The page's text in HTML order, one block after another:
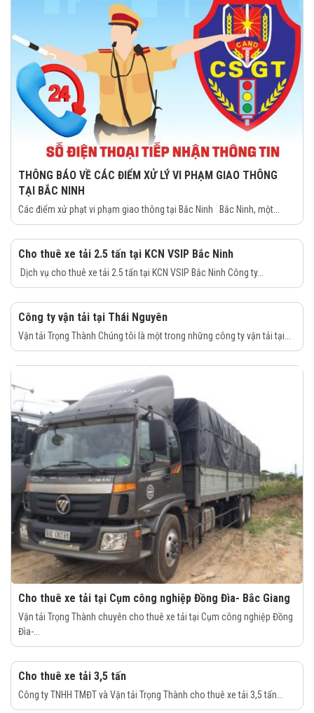
THÔNG BÁO VỀ CÁC ĐIỂM XỬ LÝ VI PHẠM GIAO THÔNG
TẠI BẮC NINH
Các điểm xử phạt vi phạm giao thông tại Bắc Ninh Bắc Ninh, một...
Cho thuê xe tải 2.5 tấn tại KCN VSIP Bắc Ninh
Dịch vụ cho thuê xe tải 2.5 tấn tại KCN VSIP Bắc Ninh Công ty...
Công ty vận tải tại Thái Nguyên
Vận tải Trọng Thành Chúng tôi là một trong những công ty vận tải tại...
Cho thuê xe tải tại Cụm công nghiệp Đồng Đìa- Bắc Giang
Vận tải Trọng Thành chuyên cho thuê xe tải tại Cụm công nghiệp Đồng
Đìa-...
Cho thuê xe tải 3,5 tấn
Công ty TNHH TMĐT và Vận tải Trọng Thành cho thuê xe tải 3,5 tấn...